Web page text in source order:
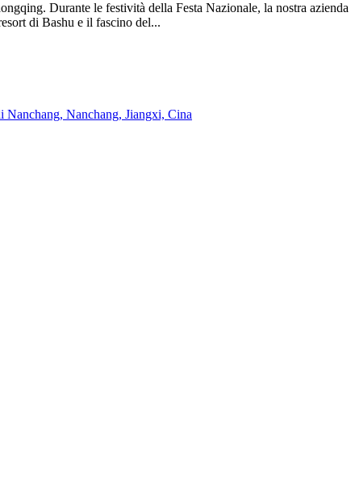
Durante le festività della Festa Nazionale, la nostra
di Bashu e il fascino del...
Nanchang, Jiangxi, Cina